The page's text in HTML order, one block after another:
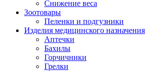
Снижение веса
Зоотовары
Пеленки и подгузники
Изделия медицинского назначения
Аптечки
Бахилы
Горчичники
Грелки